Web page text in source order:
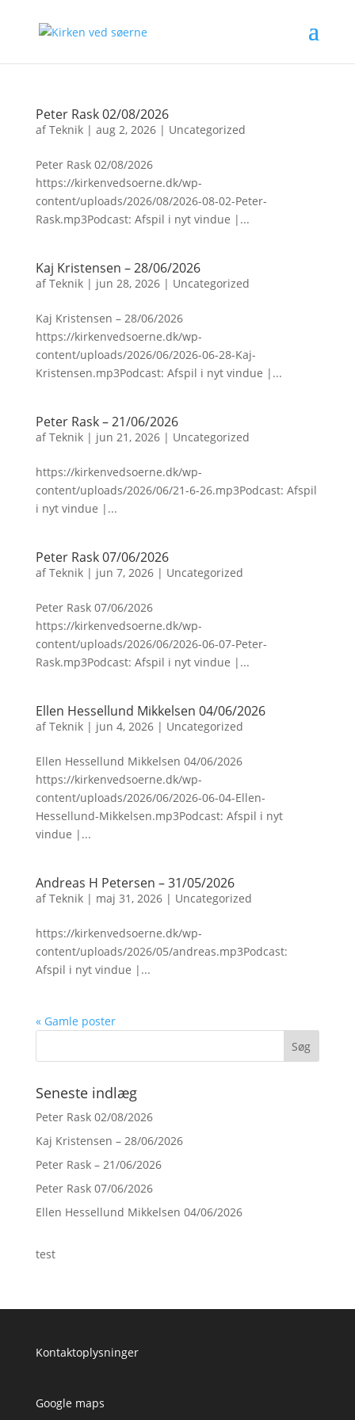
Peter Rask 02/08/2026
afTeknik| aug 2, 2026| Uncategorized
Peter Rask 02/08/2026
https://kirkenvedsoerne.dk/wp-
content/uploads/2026/08/2026-08-02-Peter-
Rask.mp3Podcast: Afspil i nyt vindue |...
Kaj Kristensen – 28/06/2026
afTeknik| jun 28, 2026| Uncategorized
Kaj Kristensen – 28/06/2026
https://kirkenvedsoerne.dk/wp-
content/uploads/2026/06/2026-06-28-Kaj-
Kristensen.mp3Podcast: Afspil i nyt vindue |...
Peter Rask – 21/06/2026
afTeknik| jun 21, 2026| Uncategorized
https://kirkenvedsoerne.dk/wp-
content/uploads/2026/06/21-6-26.mp3Podcast: Afspil
i nyt vindue |...
Peter Rask 07/06/2026
afTeknik| jun 7, 2026| Uncategorized
Peter Rask 07/06/2026
https://kirkenvedsoerne.dk/wp-
content/uploads/2026/06/2026-06-07-Peter-
Rask.mp3Podcast: Afspil i nyt vindue |...
Ellen Hessellund Mikkelsen 04/06/2026
afTeknik| jun 4, 2026| Uncategorized
Ellen Hessellund Mikkelsen 04/06/2026
https://kirkenvedsoerne.dk/wp-
content/uploads/2026/06/2026-06-04-Ellen-
Hessellund-Mikkelsen.mp3Podcast: Afspil i nyt
vindue |...
Andreas H Petersen – 31/05/2026
afTeknik| maj 31, 2026| Uncategorized
https://kirkenvedsoerne.dk/wp-
content/uploads/2026/05/andreas.mp3Podcast:
Afspil i nyt vindue |...
« Gamle poster
Seneste indlæg
Peter Rask 02/08/2026
Kaj Kristensen – 28/06/2026
Peter Rask – 21/06/2026
Peter Rask 07/06/2026
Ellen Hessellund Mikkelsen 04/06/2026
test
Kontaktoplysninger
Google maps